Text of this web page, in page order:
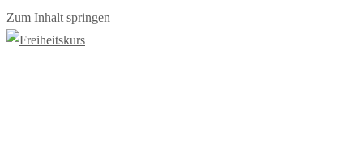
Zum Inhalt springen